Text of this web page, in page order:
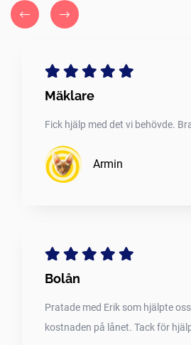
Mäklare
Fick hjälp med det vi behövde.
Armin
Bolån
Pratade med Erik som hjälpte
kostnaden på lånet. Tack för